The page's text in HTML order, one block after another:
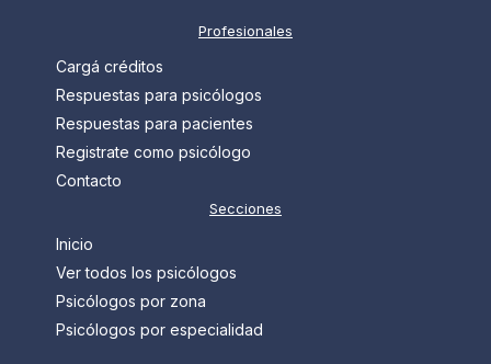
Profesionales
Cargá créditos
Respuestas para psicólogos
Respuestas para pacientes
Registrate como psicólogo
Contacto
Secciones
Inicio
Ver todos los psicólogos
Psicólogos por zona
Psicólogos por especialidad